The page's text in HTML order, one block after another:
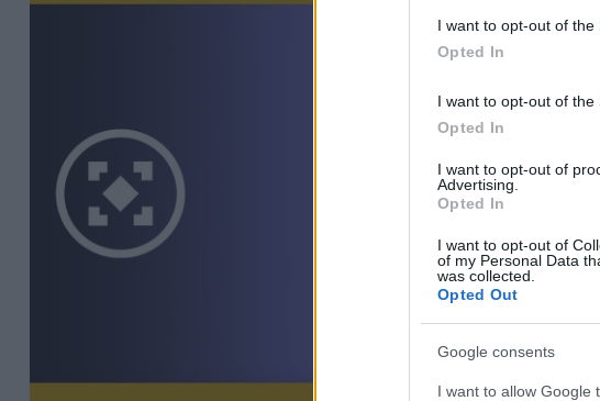
I want to opt-out of the
Opted In
I want to opt-out of the
Opted In
I want to opt-out of
Advertising.
Opted In
I want to opt-out of
of my Personal Data
was collected.
Opted Out
Google consents
I want to allow Google